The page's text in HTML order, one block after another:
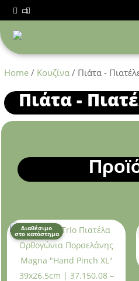
 
Home/ Κουζίνα/ Πιάτα -
Πιάτα -
Διαθέσιμο
στο κατάστημα